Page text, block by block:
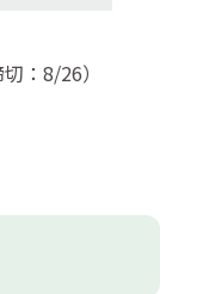
：8/26）